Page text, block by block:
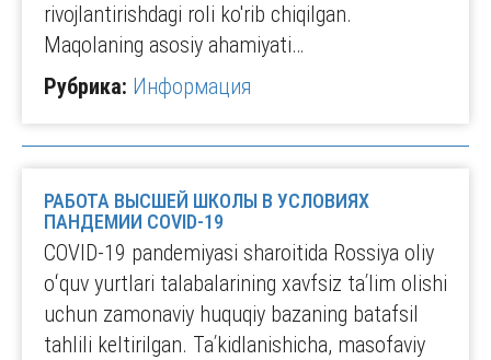
rivojlantirishdagi roli ko'rib chiqilgan.
Maqolaning asosiy ahamiyati…
Рубрика: Информация
РАБОТА ВЫСШЕЙ ШКОЛЫ В УСЛОВИЯХ
ПАНДЕМИИ COVID-19
COVID-19 pandemiyasi sharoitida Rossiya oliy
oʻquv yurtlari talabalarining xavfsiz taʹlim olishi
uchun zamonaviy huquqiy bazaning batafsil
tahlili keltirilgan. Taʹkidlanishicha, masofaviy